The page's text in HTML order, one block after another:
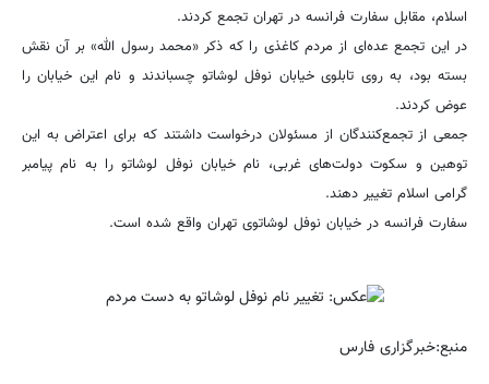
اسلام، مقابل سفارت فرانسه در تهران تجمع کردند.
در این تجمع عده‌ای از مردم کاغذی را که ذکر «محمد رسول الله» بر آن نقش
بسته بود، به روی تابلوی خیابان نوفل لوشاتو چسباندند و نام این خیابان را
عوض کردند.
جمعی از تجمع‌کنندگان از مسئولان درخواست داشتند که برای اعتراض به این
توهین و سکوت دولت‌های غربی، نام خیابان نوفل لوشاتو را به نام پیامبر
گرامی اسلام تغییر دهند.
سفارت فرانسه در خیابان نوفل لوشاتوی تهران واقع شده است.
منبع:خبرگزاری فارس